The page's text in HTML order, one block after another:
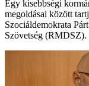
Egy kisebbségi
megoldásai között
Szociáldemokrata
Szövetség (RMDSZ).